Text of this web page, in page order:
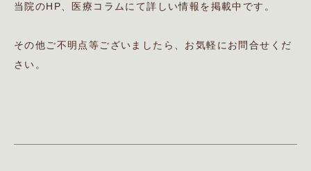
当院のHP、医療コラムにて詳しい情報を掲載中です。
その他ご不明点等ございましたら、お気軽にお問合せくだ
さい。